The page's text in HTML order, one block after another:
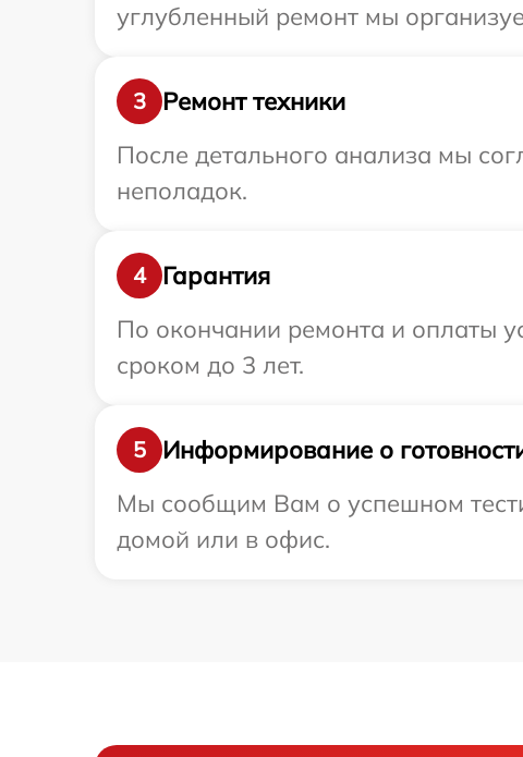
углубленный ремонт мы
3
Ремонт техники
После детального анализа мы
неполадок.
4
Гарантия
По окончании ремонта и оплаты
сроком до 3 лет.
5
Информирование о
Мы сообщим Вам о успешном
домой или в офис.